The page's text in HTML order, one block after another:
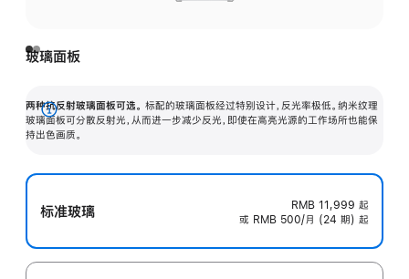
玻璃面板
两种抗反射玻璃面板可选。 标配的玻璃面板经过特别设计，反光率极低。纳米纹理
玻璃面板可分散反射光，从而进一步减少反光，即使在高亮光源的工作场所也能保
持出色画质。
展
开
标准玻璃 RMB 11,999 起
或 RMB 500/月 (24 期) 起